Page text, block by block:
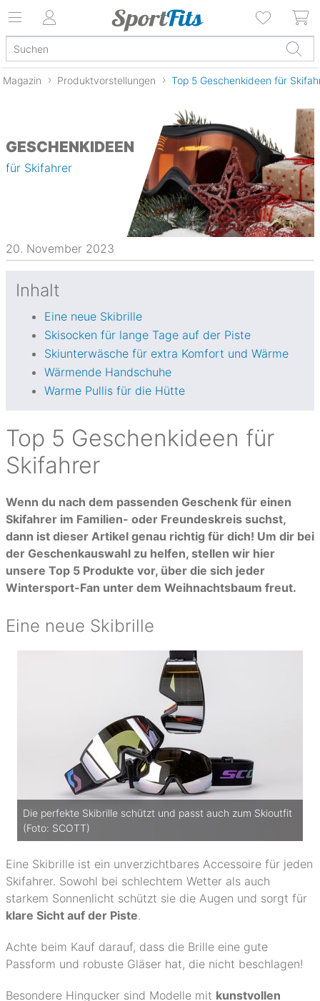
Magazin Produktvorstellungen Top 5 Geschenkideen für
GESCHENKIDEEN
für Skifahrer
20. November 2023
Inhalt
Eine neue Skibrille
Skisocken für lange Tage auf der Piste
Skiunterwäsche für extra Komfort und Wärme
Wärmende Handschuhe
Warme Pullis für die Hütte
Top 5 Geschenkideen für
Skifahrer
Wenn du nach dem passenden Geschenk für einen
Skifahrer im Familien- oder Freundeskreis suchst,
dann ist dieser Artikel genau richtig für dich! Um dir bei
der Geschenkauswahl zu helfen, stellen wir hier
unsere Top 5 Produkte vor, über die sich jeder
Wintersport-Fan unter dem Weihnachtsbaum freut.
Eine neue Skibrille
Die perfekte Skibrille schützt und passt auch zum Skioutfit
(Foto: SCOTT)
Eine Skibrille ist ein unverzichtbares Accessoire für jeden
Skifahrer. Sowohl bei schlechtem Wetter als auch
starkem Sonnenlicht schützt sie die Augen und sorgt für
klare Sicht auf der Piste.
Achte beim Kauf darauf, dass die Brille eine gute
Passform und robuste Gläser hat, die nicht beschlagen!
Besondere Hingucker sind Modelle mit kunstvollen